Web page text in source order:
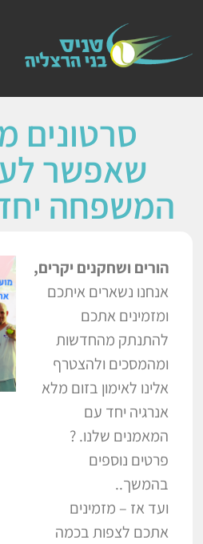
סרטונים
שאפשר
המשפחה
הורים ושחקנים יקרים,
אנחנו נשארים איתכם
ומזמינים אתכם
להתנתק מהחדשות
ומהמסכים ולהצטרף
אלינו לאימון בזום מלא
אנרגיה יחד עם
המאמנים שלנו. ?
פרטים נוספים
בהמשך..
ועד אז – מזמינים
אתכם לצפות בכמה